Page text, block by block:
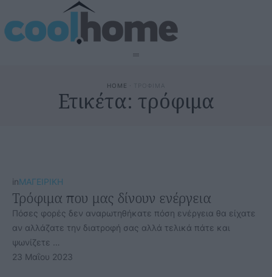
HOME · ΤΡΟΦΙΜΑ
Ετικέτα: τρόφιμα
inΜΑΓΕΙΡΙΚΗ
Τρόφιμα που μας δίνουν ενέργεια
Πόσες φορές δεν αναρωτηθήκατε πόση ενέργεια θα είχατε
αν αλλάζατε την διατροφή σας αλλά τελικά πάτε και
ψωνίζετε …
23 Μαΐου 2023